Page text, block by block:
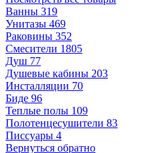
Ванны 319
Унитазы 469
Раковины 352
Смесители 1805
Душ 77
Душевые кабины 203
Инсталляции 70
Биде 96
Теплые полы 109
Полотенцесушители 83
Писсуары 4
Вернуться обратно